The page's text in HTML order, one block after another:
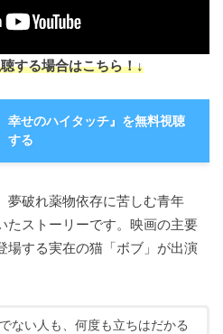
する場合はこちら！↓
せのハイタッチ』を無料視聴
する
夢破れ薬物依存に苦しむ青年
たストーリーです。映画の主要
場する実在の猫「ボブ」が出演
ない人も、何度も立ちはだかる